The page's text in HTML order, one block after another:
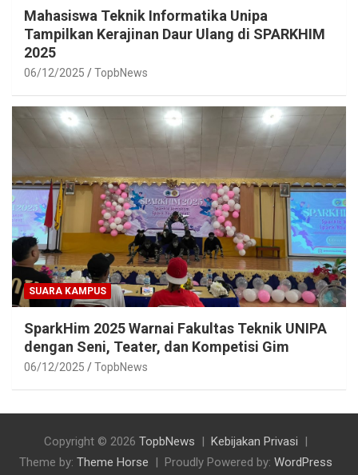
Mahasiswa Teknik Informatika Unipa
Tampilkan Kerajinan Daur Ulang di SPARKHIM
2025
06/12/2025 TopbNews
SUARA KAMPUS
SparkHim 2025 Warnai Fakultas Teknik UNIPA
dengan Seni, Teater, dan Kompetisi Gim
06/12/2025 TopbNews
Copyright © 2026 TopbNews
Kebijakan Privasi
Theme by: Theme Horse Proudly Powered by: WordPress